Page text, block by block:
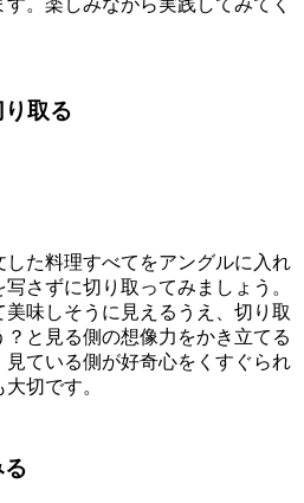
。楽しみながら実践してみてく
取る
た料理すべてをアングルに入れ
さずに切り取ってみましょう。
味しそうに見えるうえ、切り取
と見る側の想像力をかき立てる
ている側が好奇心をくすぐられ
切です。